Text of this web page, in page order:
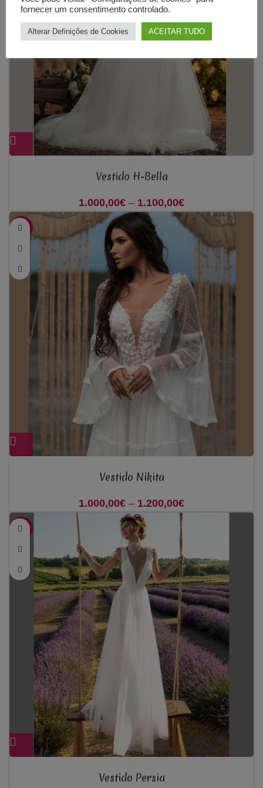
Vestido H-Bella
1.000,00€ – 1.100,00€
1.000,00€
1.100,00€
-33%
Vestido Nikita
1.000,00€ – 1.200,00€
-33%
Vestido Persia
fornecer um consentimento controlado.
Alterar Definições de Cookies ACEITAR TUDO